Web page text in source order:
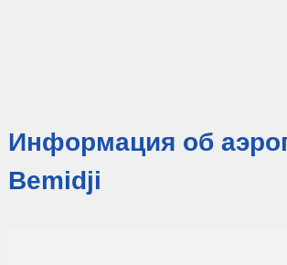
Информация об
Bemidji